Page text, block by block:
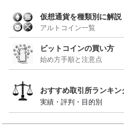
仮想通貨を種類別に解説
アルトコイン一覧
ビットコインの買い方
始め方手順と注意点
おすすめ取引所ランキン
実績・評判・目的別